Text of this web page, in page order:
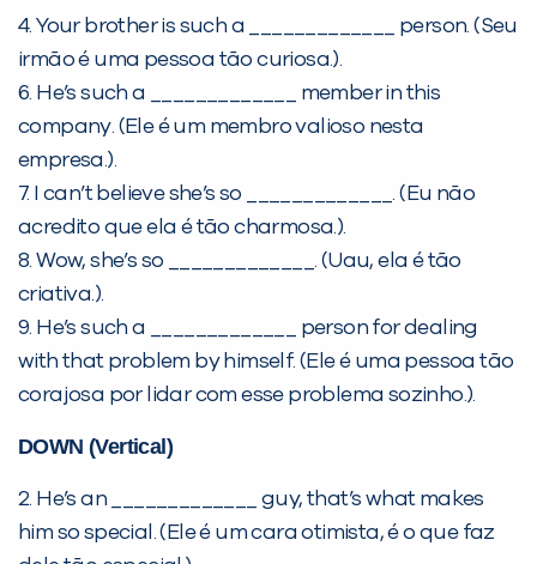
4. Your brother is such a _____________ person. (Seu
irmão é uma pessoa tão curiosa.).
6. He’s such a _____________ member in this
company. (Ele é um membro valioso nesta
empresa.).
7. I can’t believe she’s so _____________. (Eu não
acredito que ela é tão charmosa.).
8. Wow, she’s so _____________. (Uau, ela é tão
criativa.).
9. He’s such a _____________ person for dealing
with that problem by himself. (Ele é uma pessoa tão
corajosa por lidar com esse problema sozinho.).
DOWN (Vertical)
2. He’s an _____________ guy, that’s what makes
him so special. (Ele é um cara otimista, é o que faz
Você é aluno inFlux?
Sim Não
VOLTAR